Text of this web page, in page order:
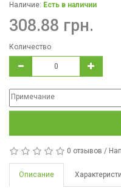
Наличие: Есть в наличии
308.88 грн.
Количество
0 отзывов /
Описание